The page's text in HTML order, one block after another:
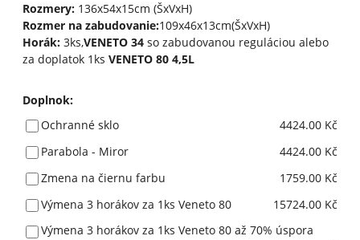
Rozmery:136x54x15cm (ŠxVxH)
Rozmer na zabudovanie:109x46x13cm(ŠxVxH)
Horák: 3ks,VENETO 34so zabudovanou reguláciou alebo
za doplatok 1ks VENETO 80 4,5L
Doplnok:
Ochranné sklo
4424.00 Kč
Parabola - Miror
4424.00 Kč
Zmena na čiernu farbu
1759.00 Kč
Výmena 3 horákov za 1ks Veneto 80
15724.00 Kč
Výmena 3 horákov za 1ks Veneto 80 až 70% úspora